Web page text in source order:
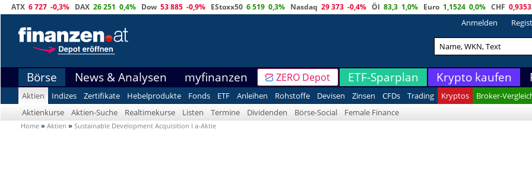
ATX 6 727 -0,3% DAX 26 251 0,4% Dow 53 885 -0,9% EStoxx50 6 519 0,3% Nasdaq 29 373 -0,4% Öl 83,3 1,0% Euro 1,1524 0,0% CHF 0,9353
Anmelden
Börse News & Analysen myfinanzen ZERO Depot ETF-Sparplan Krypto kaufen
Aktien Indizes Zertifikate Hebelprodukte Fonds ETF Anleihen Rohstoffe Devisen Zinsen CFDs Trading Kryptos Broker-
Aktienkurse
Aktien-Suche Realtimekurse Listen Termine Dividenden Börse-Social Female Finance
Home » Aktien » Sustainable Development Acquisition I a-Aktie